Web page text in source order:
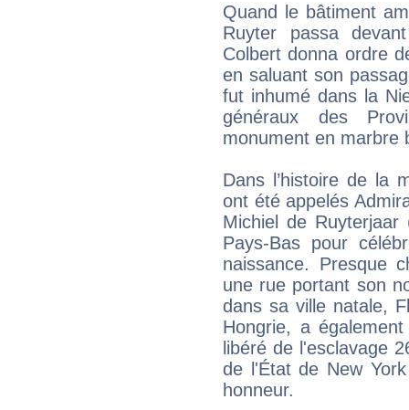
Quand le bâtiment
Ruyter passa
Colbert donna ordre
en saluant son
fut inhumé dans la
généraux des
monument en marbre
Dans l’histoire de la
ont été appelés
Michiel de
Pays-Bas pour
naissance. Presque
une rue portant son
dans sa ville natale,
Hongrie, a
libéré de l'esclavage
de l'État de New
honneur.